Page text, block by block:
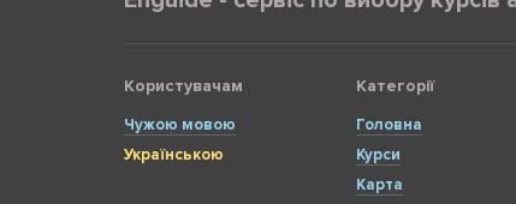
Користувачам
Чужою мовою
Українською
Категорії
Головна
Курси
Карта